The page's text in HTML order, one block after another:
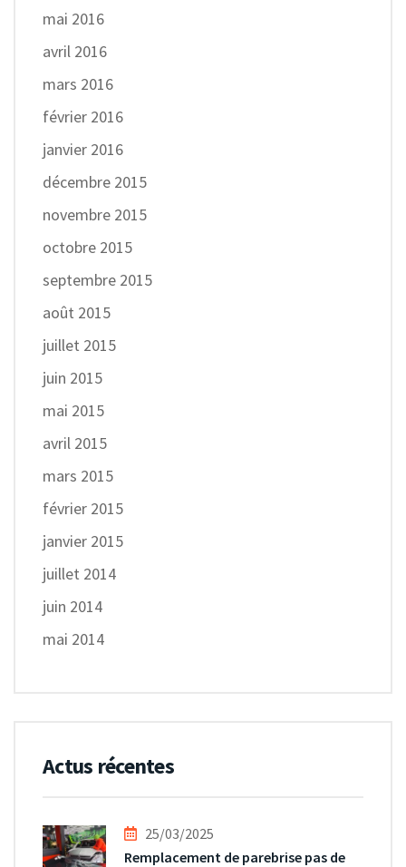
mai 2016
avril 2016
mars 2016
février 2016
janvier 2016
décembre 2015
novembre 2015
octobre 2015
septembre 2015
août 2015
juillet 2015
juin 2015
mai 2015
avril 2015
mars 2015
février 2015
janvier 2015
juillet 2014
juin 2014
mai 2014
Actus récentes
25/03/2025
Remplacement de parebrise pas de